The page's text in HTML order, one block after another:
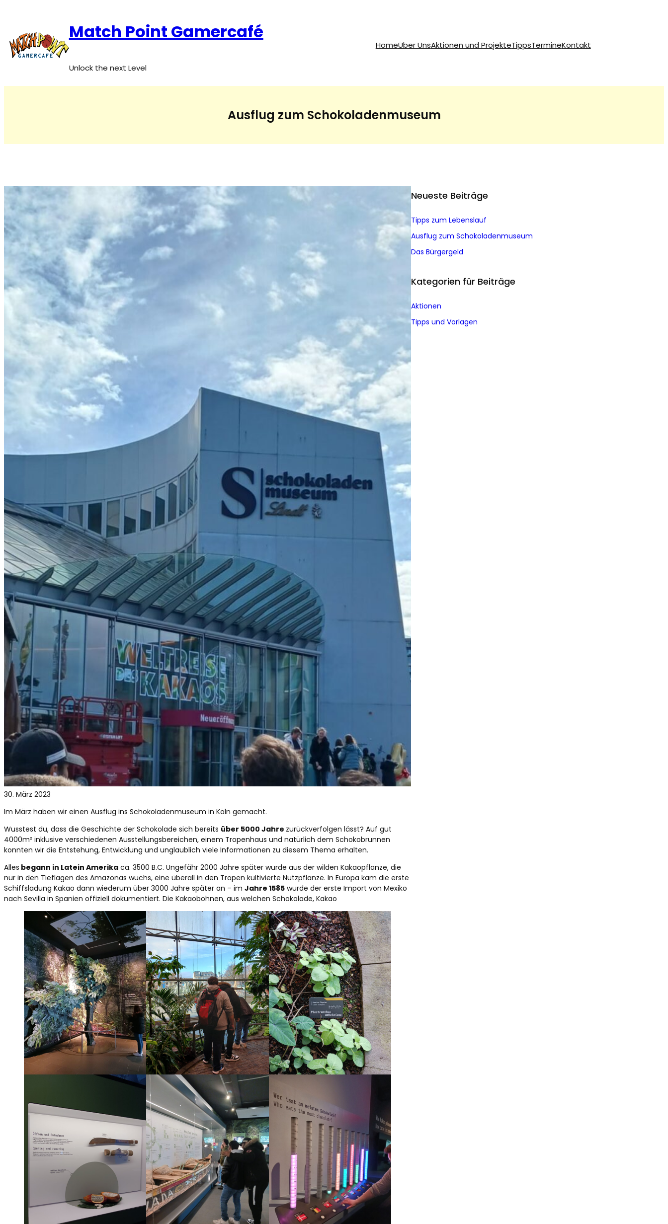
Match Point Gamercafé
Unlock the next Level
HomeÜber UnsAktionen und ProjekteTippsTermineKontakt
Ausflug zum Schokoladenmuseum
30. März 2023
Im März haben wir einen Ausflug ins Schokoladenmuseum in Köln gemacht.
Wusstest du, dass die Geschichte der Schokolade sich bereits über 5000 Jahre zurückverfolgen lässt? Auf gut
4000m² inklusive verschiedenen Ausstellungsbereichen, einem Tropenhaus und natürlich dem Schokobrunnen
konnten wir die Entstehung, Entwicklung und unglaublich viele Informationen zu diesem Thema erhalten.
Alles begann in Latein Amerika ca. 3500 B.C. Ungefähr 2000 Jahre später wurde aus der wilden Kakaopflanze, die
nur in den Tieflagen des Amazonas wuchs, eine überall in den Tropen kultivierte Nutzpflanze. In Europa kam die erste
Schiffsladung Kakao dann wiederum über 3000 Jahre später an – im Jahre 1585 wurde der erste Import von Mexiko
nach Sevilla in Spanien offiziell dokumentiert. Die Kakaobohnen, aus welchen Schokolade, Kakao
Neueste Beiträge
Tipps zum Lebenslauf
Ausflug zum Schokoladenmuseum
Das Bürgergeld
Kategorien für Beiträge
Aktionen
Tipps und Vorlagen